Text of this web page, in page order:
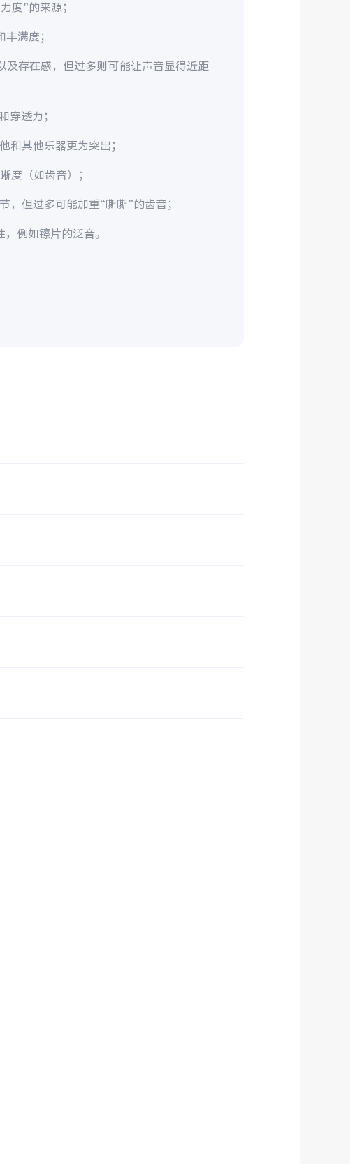
度”的来源；
满度；
及存在感，但过多则可能让声音显得近距
穿透力；
和其他乐器更为突出；
度（如齿音）；
，但过多可能加重“嘶嘶”的齿音；
例如镲片的泛音。